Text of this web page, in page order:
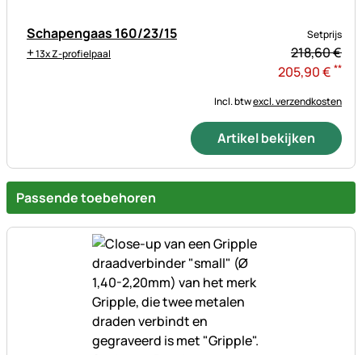
Schapengaas 160/23/15
+13x Z-profielpaal
Setprijs
218,60€
205,90€ **
Incl. btwexcl. verzendkosten
Artikel bekijken
Passende toebehoren